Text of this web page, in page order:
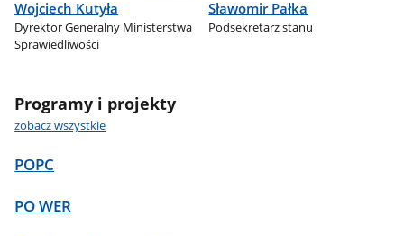
Wojciech Kutyła
Dyrektor Generalny Ministerstwa
Sprawiedliwości
Sławomir Pałka
Podsekretarz stanu
Programy i projekty
zobacz wszystkie
POPC
PO WER